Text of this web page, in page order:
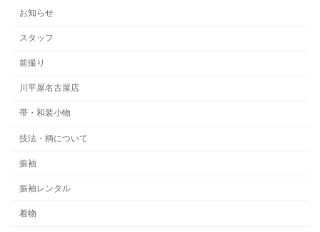
お知らせ
スタッフ
前撮り
川平屋名古屋店
帯・和装小物
技法・柄について
振袖
振袖レンタル
着物